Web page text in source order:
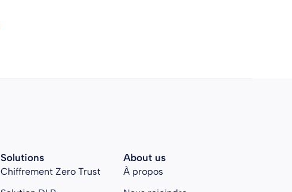
Solutions
Chiffrement Zero Trust
About us
À propos